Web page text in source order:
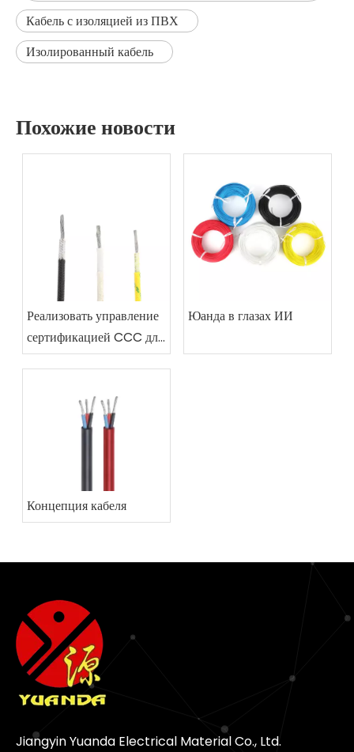
Кабель с изоляцией из ПВХ
Изолированный кабель
Похожие новости
Реализовать управление
сертификацией CCC для
пламени-затрагивающих
Юанда в глазах ИИ
Концепция кабеля
Jiangyin Yuanda Electrical Material Co., Ltd.